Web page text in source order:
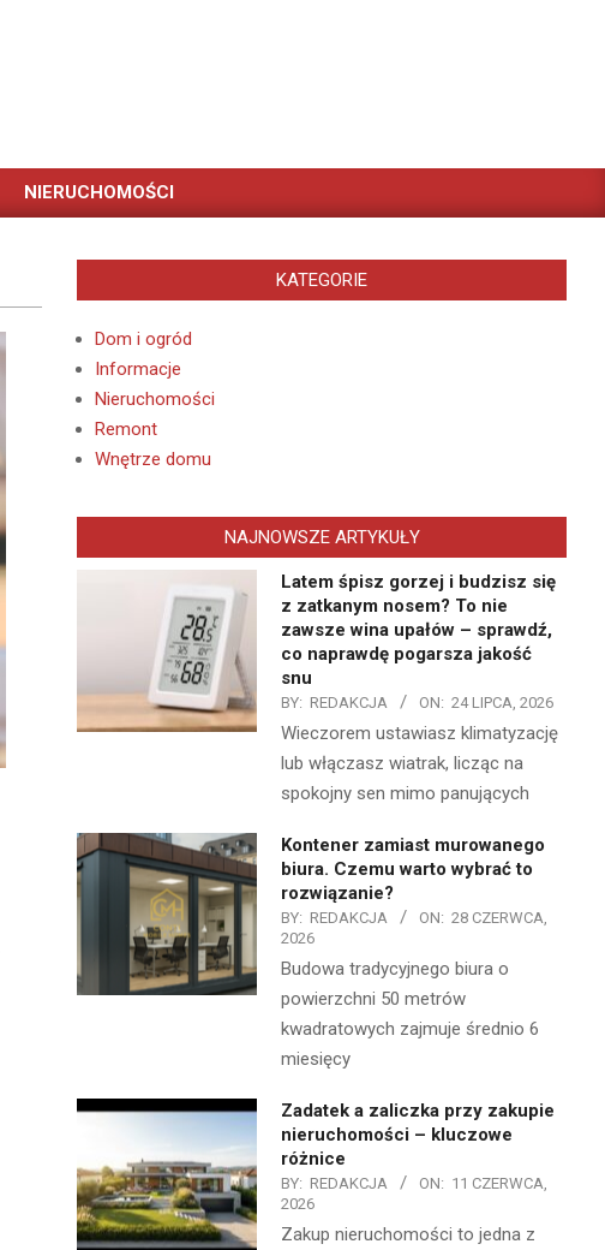
NIERUCHOMOŚCI
KATEGORIE
Dom i ogród
Informacje
Nieruchomości
Remont
Wnętrze domu
NAJNOWSZE ARTYKUŁY
Latem śpisz gorzej i budzisz się
z zatkanym nosem? To nie
zawsze wina upałów – sprawdź,
co naprawdę pogarsza jakość
snu
BY: REDAKCJA ON: 24 LIPCA, 2026
Wieczorem ustawiasz klimatyzację
lub włączasz wiatrak, licząc na
spokojny sen mimo panujących
Kontener zamiast murowanego
biura. Czemu warto wybrać to
rozwiązanie?
BY: REDAKCJA ON: 28 CZERWCA,
2026
Budowa tradycyjnego biura o
powierzchni 50 metrów
kwadratowych zajmuje średnio 6
miesięcy
Zadatek a zaliczka przy zakupie
nieruchomości – kluczowe
różnice
BY: REDAKCJA ON: 11 CZERWCA,
2026
Zakup nieruchomości to jedna z